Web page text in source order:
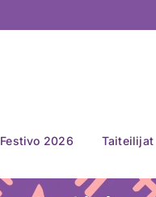
Festivo 2026 Taiteilijat